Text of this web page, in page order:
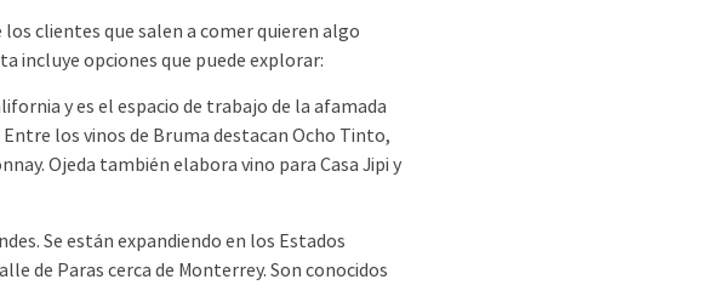
clientes que salen a comer quieren algo
incluye opciones que puede explorar:
y es el espacio de trabajo de la afamada
los vinos de Bruma destacan Ocho Tinto,
Ojeda también elabora vino para Casa Jipi y
Se están expandiendo en los Estados
de Paras cerca de Monterrey. Son conocidos